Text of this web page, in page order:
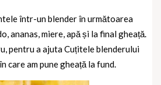
într-un blender în următoarea
ananas, miere, apă și la final gheață.
pentru a ajuta Cuțitele blenderului
care am pune gheață la fund.